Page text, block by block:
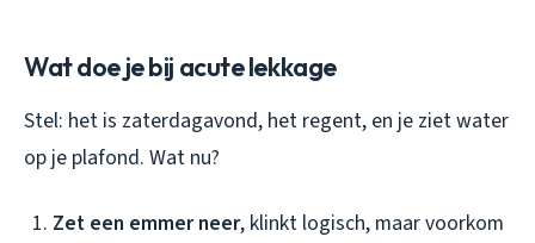
Wat doe je bij acute lekkage
Stel: het is zaterdagavond, het regent, en je ziet water
op je plafond. Wat nu?
Zet een emmer neer, klinkt logisch, maar voorkom